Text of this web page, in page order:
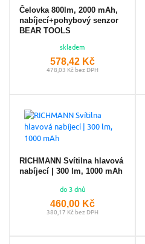
Čelovka 800lm, 2000 mAh,
nabíjecí+pohybový senzor
BEAR TOOLS
skladem
578,42 Kč
478,03 Kč bez DPH
RICHMANN Svítilna hlavová
nabíjecí | 300 lm, 1000 mAh
do 3 dnů
460,00 Kč
380,17 Kč bez DPH